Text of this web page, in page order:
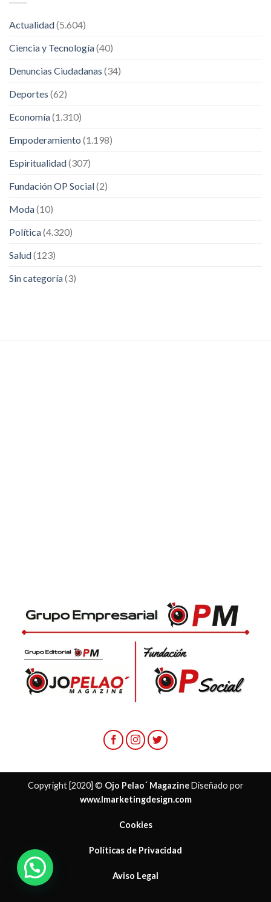
Actualidad(5.604)
Ciencia y Tecnología(40)
Denuncias Ciudadanas (34)
Deportes (62)
Economía(1.310)
Empoderamiento (1.198)
Espiritualidad(307)
Fundación OP Social(2)
Moda(10)
Política(4.320)
Salud(123)
Sin categoría(3)
Copyright [2020] © Ojo Pelao´ MagazineDiseñado por
www.lmarketingdesign.com
Cookies
Políticas de Privacidad
Aviso Legal